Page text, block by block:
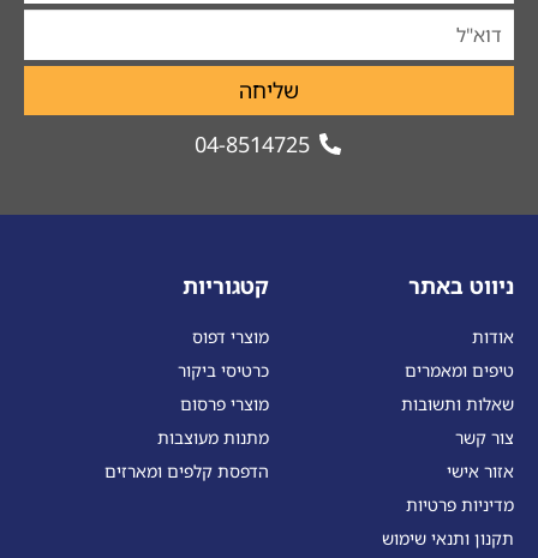
שליחה
04-8514725
ניווט באתר
אודות
טיפים ומאמרים
שאלות ותשובות
צור קשר
אזור אישי
מדיניות פרטיות
תקנון ותנאי שימוש
קטגוריות
מוצרי דפוס
כרטיסי ביקור
מוצרי פרסום
מתנות מעוצבות
הדפסת קלפים ומארזים